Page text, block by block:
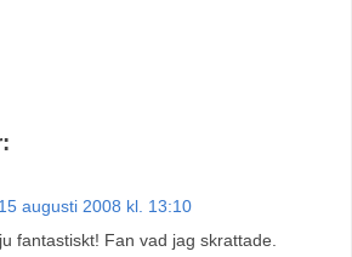
15 augusti 2008 kl. 13:10
fantastiskt! Fan vad jag skrattade.